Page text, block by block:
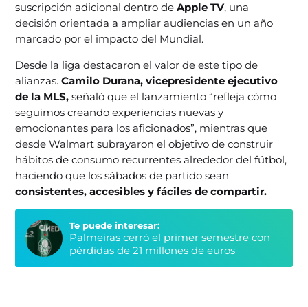
suscripción adicional dentro deApple TV, una
decisión orientada a ampliar audiencias en un año
marcado por el impacto del Mundial.
Desde la liga destacaron el valor de este tipo de
alianzas. Camilo Durana, vicepresidente ejecutivo
de la MLS, señaló que el lanzamiento “refleja cómo
seguimos creando experiencias nuevas y
emocionantes para los aficionados”, mientras que
desde Walmart subrayaron el objetivo de construir
hábitos de consumo recurrentes alrededor del fútbol,
haciendo que los sábados de partido sean
consistentes, accesibles y fáciles de compartir.
Te puede interesar:
Palmeiras cerró el primer semestre con
pérdidas de 21 millones de euros